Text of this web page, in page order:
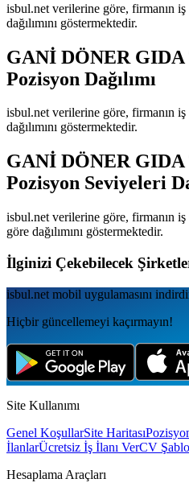
isbul.net verilerine göre, firmanın iş
dağılımını göstermektedir.
GANİ DÖNER
Pozisyon Dağılımı
isbul.net verilerine göre, firmanın
dağılımını göstermektedir.
GANİ DÖNER
Pozisyon Seviyeleri
isbul.net verilerine göre, firmanın
göre dağılımını göstermektedir.
İlginizi Çekebilecek
isbul.net mobil uygulamаsını
Hiçbir güncellemeyi kaçırmayın!
Site Kullanımı
Genel KoşullarSite Haritası
İlanlarÜcretsiz İş İlanı VerCV
Hesaplama Araçları